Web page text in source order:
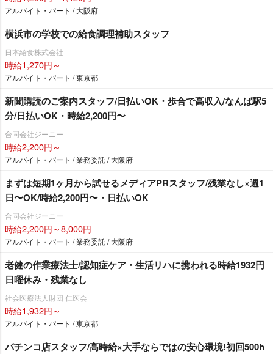
アルバイト・パート / 大阪府
横浜市の学校での給食調理補助スタッフ
日本給食株式会社
時給1,270円～
アルバイト・パート / 東京都
新聞購読のご案内スタッフ/日払いOK・歩合で高収入/なんば駅5
分/日払いOK・時給2,200円〜
合同会社ジーニー
時給2,200円～
アルバイト・パート / 業務委託 / 大阪府
まずは短期1ヶ月から試せるメディアPRスタッフ/残業なし×週1
日〜OK/時給2,200円〜・日払いOK
合同会社ジーニー
時給2,200円～8,000円
アルバイト・パート / 業務委託 / 大阪府
老健の作業療法士/認知症ケア・生活リハに携われる時給1932円
日曜休み・残業なし
社会医療法人財団 仁医会
時給1,932円～
アルバイト・パート / 東京都
パチンコ店スタッフ/高時給×大手ならではの安心環境!初回500h